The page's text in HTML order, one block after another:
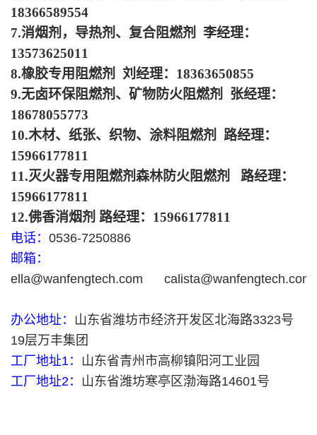
18366589554
7.消烟剂，导热剂、复合阻燃剂 李经理：
13573625011
8.橡胶专用阻燃剂 刘经理：18363650855
9.无卤环保阻燃剂、矿物防火阻燃剂 张经理：
18678055773
10.木材、纸张、织物、涂料阻燃剂 路经理：
15966177811
11.灭火器专用阻燃剂森林防火阻燃剂 路经理：
15966177811
12.佛香消烟剂 路经理：15966177811
电话： 0536-7250886
邮箱：
ella@wanfengtech.com
办公地址： 山东省潍坊市经济开发区北海路3323号
19层万丰集团
工厂地址1： 山东省青州市高柳镇阳河工业园
工厂地址2： 山东省潍坊寒亭区渤海路14601号